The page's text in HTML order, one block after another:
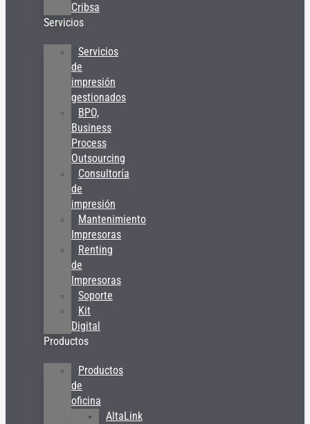
Cribsa
Servicios
Servicios
de
impresión
gestionados
BPO,
Business
Process
Outsourcing
Consultoría
de
impresión
Mantenimiento
Impresoras
Renting
de
Impresoras
Soporte
Kit
Digital
Productos
Productos
de
oficina
AltaLink